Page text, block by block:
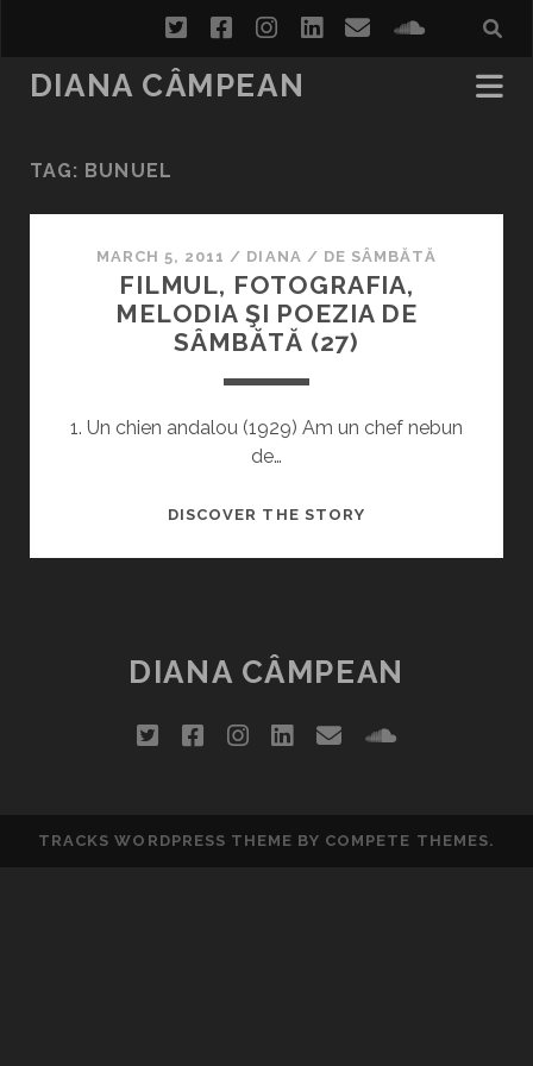
twitterfacebookinstagram
linkedin
email
DIANA CÂMPEAN
TAG: BUNUEL
MARCH 5, 2011 / DIANA / DE SÂMBĂTĂ
FILMUL, FOTOGRAFIA,
MELODIA ŞI POEZIA DE
SÂMBĂTĂ (27)
1. Un chien andalou (1929) Am un chef nebun
de…
DISCOVER THE STORYFILMUL,
SÂMBĂTĂ
DIANA CÂMPEAN
twitterfacebookinstagram
linkedin
emailsoundcloud
TRACKS WORDPRESS THEME BY COMPETE THEMES.